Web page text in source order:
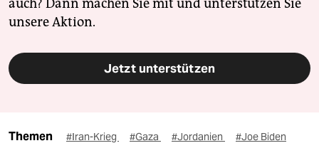
auch? Dann machen Sie mit und unterstützen Sie
unsere Aktion.
Jetzt unterstützen
Themen #Iran-Krieg #Gaza #Jordanien #Joe Biden